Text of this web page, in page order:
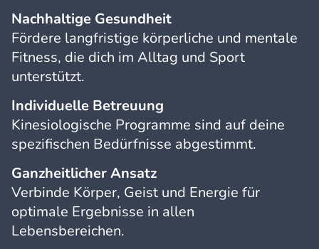
Nachhaltige Gesundheit
Fördere langfristige körperliche und mentale
Fitness, die dich im Alltag und Sport
unterstützt.
Individuelle Betreuung
Kinesiologische Programme sind auf deine
spezifischen Bedürfnisse abgestimmt.
Ganzheitlicher Ansatz
Verbinde Körper, Geist und Energie für
optimale Ergebnisse in allen
Lebensbereichen.